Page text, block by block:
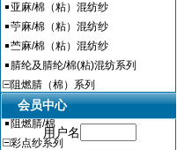
亚麻/棉（粘）混纺纱
苧麻/棉（粘）混纺纱
苎麻/棉（粘）混纺纱
腈纶及腈纶/棉(粘)混纺系列
阻燃腈（棉）系列
阻燃腈
阻燃腈/棉
彩点纱系列
会员中心
用户名